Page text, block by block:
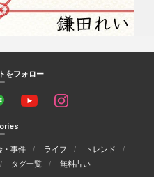
をフォロー
・事件 ライフ
トレンド
タグ一覧 無料占い